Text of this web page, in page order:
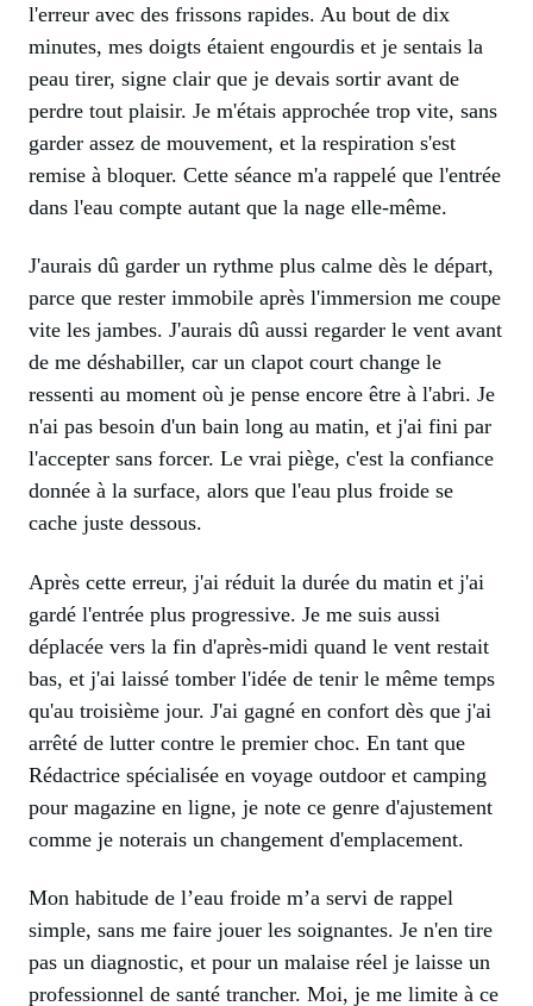
l'erreur avec des frissons rapides. Au bout de dix
minutes, mes doigts étaient engourdis et je sentais la
peau tirer, signe clair que je devais sortir avant de
perdre tout plaisir. Je m'étais approchée trop vite, sans
garder assez de mouvement, et la respiration s'est
remise à bloquer. Cette séance m'a rappelé que l'entrée
dans l'eau compte autant que la nage elle-même.
J'aurais dû garder un rythme plus calme dès le départ,
parce que rester immobile après l'immersion me coupe
vite les jambes. J'aurais dû aussi regarder le vent avant
de me déshabiller, car un clapot court change le
ressenti au moment où je pense encore être à l'abri. Je
n'ai pas besoin d'un bain long au matin, et j'ai fini par
l'accepter sans forcer. Le vrai piège, c'est la confiance
donnée à la surface, alors que l'eau plus froide se
cache juste dessous.
Après cette erreur, j'ai réduit la durée du matin et j'ai
gardé l'entrée plus progressive. Je me suis aussi
déplacée vers la fin d'après-midi quand le vent restait
bas, et j'ai laissé tomber l'idée de tenir le même temps
qu'au troisième jour. J'ai gagné en confort dès que j'ai
arrêté de lutter contre le premier choc. En tant que
Rédactrice spécialisée en voyage outdoor et camping
pour magazine en ligne, je note ce genre d'ajustement
comme je noterais un changement d'emplacement.
Mon habitude de l’eau froide m’a servi de rappel
simple, sans me faire jouer les soignantes. Je n'en tire
pas un diagnostic, et pour un malaise réel je laisse un
professionnel de santé trancher. Moi, je me limite à ce